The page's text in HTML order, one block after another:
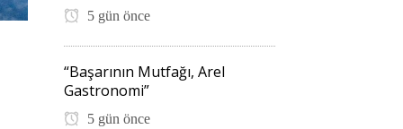
5 gün önce
“Başarının Mutfağı, Arel
Gastronomi”
5 gün önce